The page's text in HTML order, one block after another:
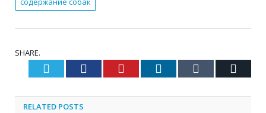
SHARE.
Twitter Facebook Pinterest LinkedIn Tumblr
RELATED POSTS